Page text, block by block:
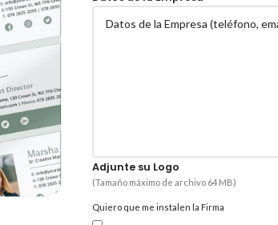
Adjunte su Logo
(Tamaño máximo de archivo 64 MB)
Quiero que me instalen la Firma